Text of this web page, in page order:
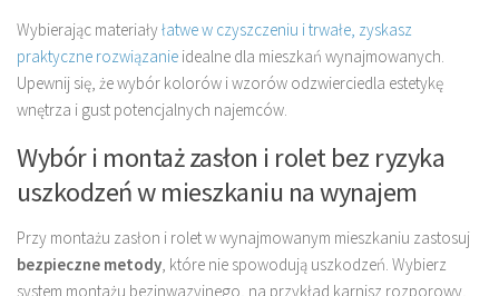
Wybierając materiałyłatwe w czyszczeniu i trwałe, zyskasz
praktyczne rozwiązanie idealne dla mieszkań wynajmowanych.
Upewnij się, że wybór kolorów i wzorów odzwierciedla estetykę
wnętrza i gust potencjalnych najemców.
Wybór i montaż zasłon i rolet bez ryzyka
uszkodzeń w mieszkaniu na wynajem
Przy montażu zasłon i rolet w wynajmowanym mieszkaniu zastosuj
bezpieczne metody, które nie spowodują uszkodzeń. Wybierz
system montażu bezinwazyjnego, na przykład karnisz rozporowy,